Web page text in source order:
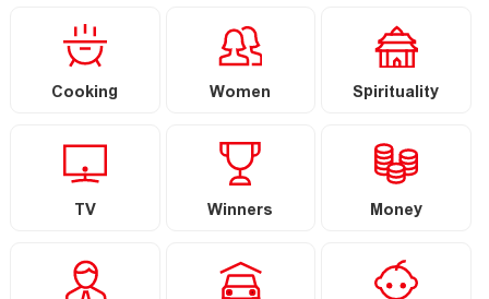
Cooking Women Spirituality
TV Winners Money